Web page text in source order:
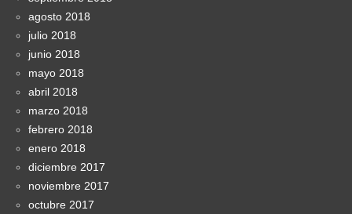
agosto 2018
julio 2018
junio 2018
mayo 2018
abril 2018
marzo 2018
febrero 2018
enero 2018
diciembre 2017
noviembre 2017
octubre 2017